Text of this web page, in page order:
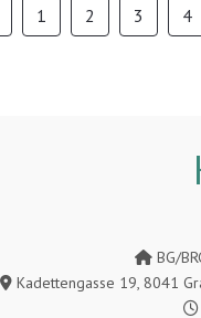
1 2 3 4
BG/
Kadettengasse 19, 8041